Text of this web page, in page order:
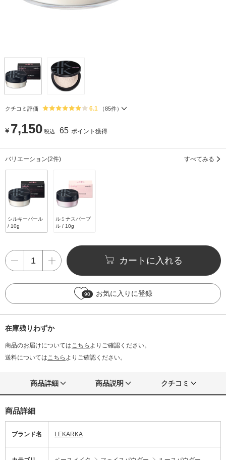
クチコミ評価 6.1 （85件）
¥ 7,150 税込 65 ポイント獲得
バリエーション(2件) すべてみる
シルキーパール
/ 10g
ルミナスパープ
ル / 10g
カートに入れる
90 お気に入りに登録
在庫残りわずか
商品のお届けについてはこちら よりご確認ください。
送料についてはこちら よりご確認ください。
商品詳細 商品説明 クチコミ
商品詳細
ブランド名 LEKARKA